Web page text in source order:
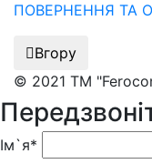
ПОВЕРНЕННЯ ТА
Вгору
© 2021 ТМ
Ім`я*